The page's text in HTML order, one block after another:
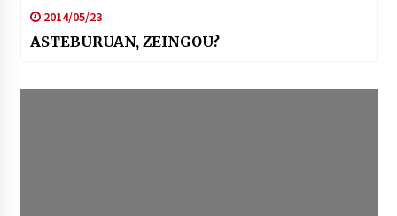
2014/05/23
ASTEBURUAN, ZEINGOU?